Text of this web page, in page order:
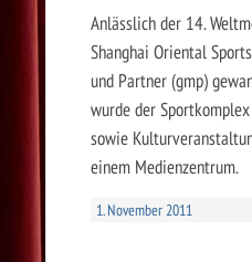
Anlässlich der 14.
Shanghai Oriental
und Partner (gmp)
wurde der
sowie
einem Medienzentrum.
1. November 2011